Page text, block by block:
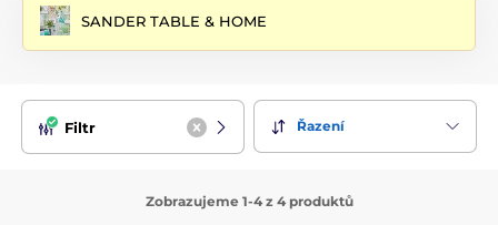
vzory, barvy a velikosti, které mohou ladit s různými styly
interiéru.
vytvořit na jídelním stole. Můžete zvolit ubrusy s
jednoduchým a elegantním designem pro každodenní
použití, nebo můžete zvolit zdobené ubrusy s vyšíváním
Důležité je také zvolit správnou velikost ubrusu, která bude
SANDER TABLE & HOME
Filtr Řazení
Zobrazujeme 1-4 z 4 produktů